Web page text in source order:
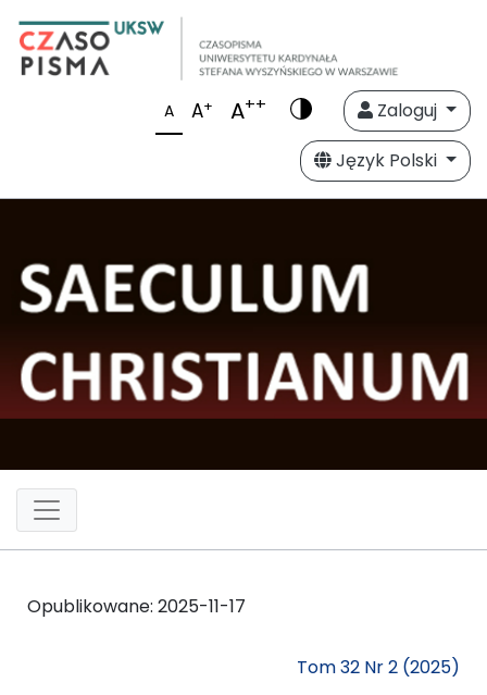
A A+ A++
Zaloguj
Język Polski
Opublikowane: 2025-11-17
Tom 32 Nr 2 (2025)